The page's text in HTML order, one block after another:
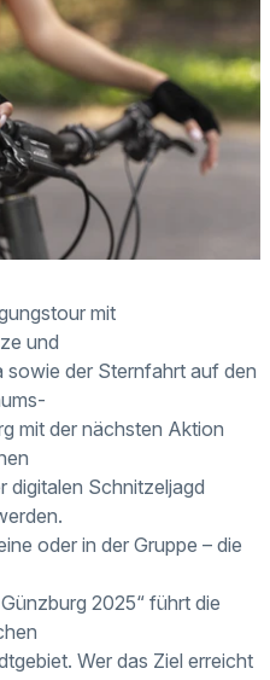
mit
und
sowie der Sternfahrt auf den
mit der nächsten Aktion
digitalen Schnitzeljagd
oder in der Gruppe – die
2025“ führt die
Wer das Ziel erreicht